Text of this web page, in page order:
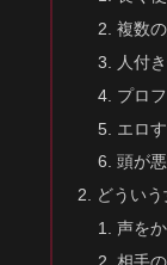
複数
人付
プロ
エロ
頭が
どうい
声を